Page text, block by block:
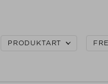
PRODUKTART